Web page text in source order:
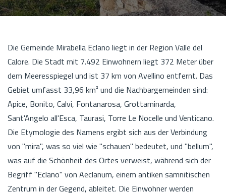
Die Gemeinde Mirabella Eclano liegt in der Region Valle del
Calore. Die Stadt mit 7.492 Einwohnern liegt 372 Meter über
dem Meeresspiegel und ist 37 km von Avellino entfernt. Das
Gebiet umfasst 33,96 km² und die Nachbargemeinden sind:
Apice, Bonito, Calvi, Fontanarosa, Grottaminarda,
Sant'Angelo all'Esca, Taurasi, Torre Le Nocelle und Venticano.
Die Etymologie des Namens ergibt sich aus der Verbindung
von "mira", was so viel wie "schauen" bedeutet, und "bellum",
was auf die Schönheit des Ortes verweist, während sich der
Begriff "Eclano" von Aeclanum, einem antiken samnitischen
Zentrum in der Gegend, ableitet. Die Einwohner werden